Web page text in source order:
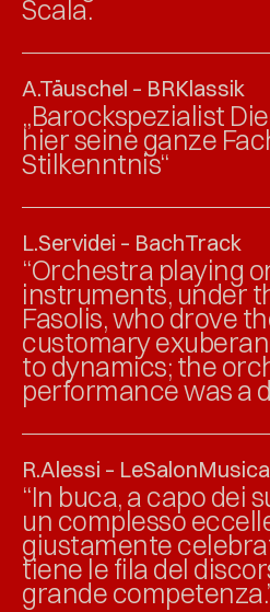
Scala.
A.Täuschel – BRKlassik
„Barockspezialist
hier seine ganze
Stilkenntnis“
L.Servidei – BachTrack
“Orchestra playing
instruments, under
Fasolis, who drove
customary
to dynamics; the
performance was a
R.Alessi –
“In buca, a capo dei
un complesso
giustamente
tiene le fila del
grande